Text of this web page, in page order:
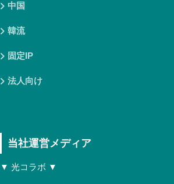
中国
韓流
固定IP
法人向け
当社運営メディア
▼ 光コラボ ▼